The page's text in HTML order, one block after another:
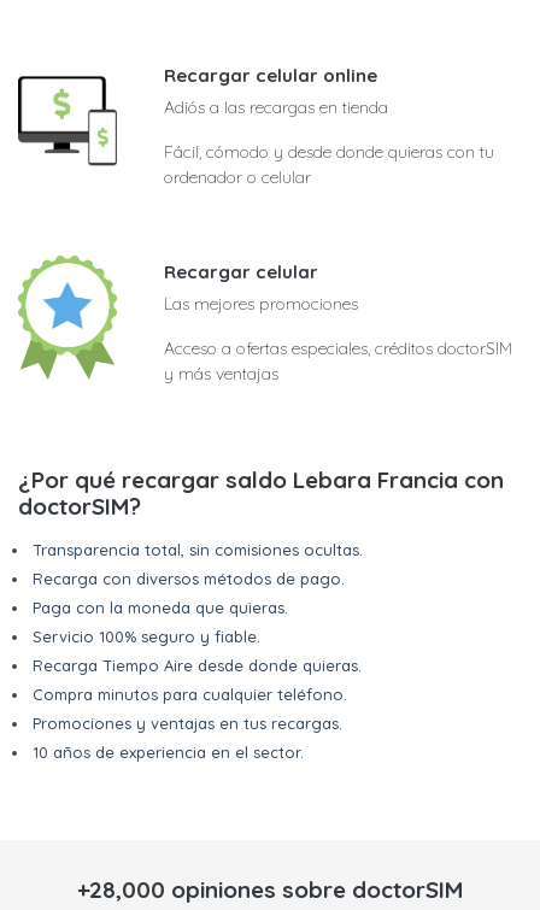
Recargar celular online
Adiós a las recargas en tienda
Fácil, cómodo y desde donde quieras con tu
ordenador o celular
Recargar celular
Las mejores promociones
Acceso a ofertas especiales, créditos doctorSIM
y más ventajas
¿Por qué recargar saldo Lebara Francia con
doctorSIM?
Transparencia total, sin comisiones ocultas.
Recarga con diversos métodos de pago.
Paga con la moneda que quieras.
Servicio 100% seguro y fiable.
Recarga Tiempo Aire desde donde quieras.
Compra minutos para cualquier teléfono.
Promociones y ventajas en tus recargas.
10 años de experiencia en el sector.
+28,000 opiniones sobre doctorSIM